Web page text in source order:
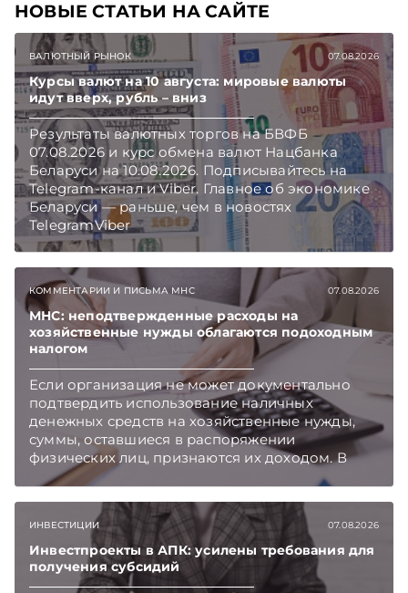
НОВЫЕ СТАТЬИ НА САЙТЕ
ВАЛЮТНЫЙ РЫНОК 07.08.2026
Курсы валют на 10 августа: мировые валюты
идут вверх, рубль – вниз
Результаты валютных торгов на БВФБ
07.08.2026 и курс обмена валют Нацбанка
Беларуси на 10.08.2026. Подписывайтесь на
Telegram‑канал и Viber. Главное об экономике
Беларуси — раньше, чем в новостях
TelegramViber
КОММЕНТАРИИ И ПИСЬМА МНС 07.08.2026
МНС: неподтвержденные расходы на
хозяйственные нужды облагаются подоходным
налогом
Если организация не может документально
подтвердить использование наличных
денежных средств на хозяйственные нужды,
суммы, оставшиеся в распоряжении
физических лиц, признаются их доходом. В
этом случае организация как налоговый агент
бюджет подоходный налог, напоминает МНС.
ИНВЕСТИЦИИ 07.08.2026
Инвестпроекты в АПК: усилены требования для
получения субсидий